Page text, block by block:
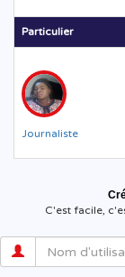
Particulier
Journaliste
C'est facile,